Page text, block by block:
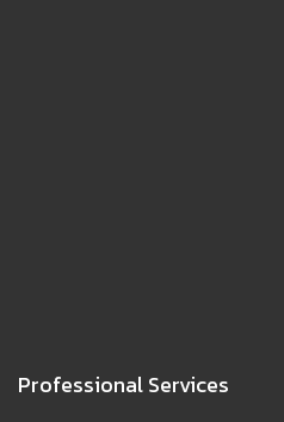
Professional Services